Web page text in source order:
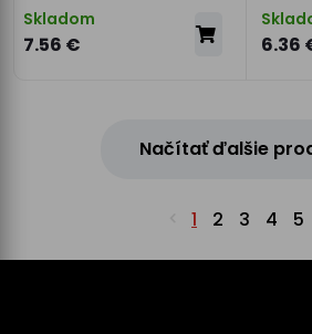
Skladom
7.56 € 6.36
Načítať ďalšie
1 2 3 4 5